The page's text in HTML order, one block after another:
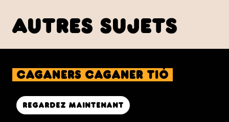
autres sujets
caganers Caganer Tió
Regardez maintenant